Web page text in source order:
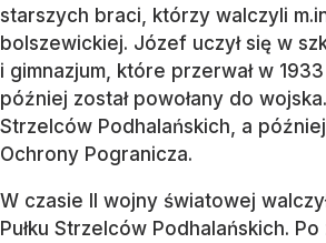
starszych braci, którzy walczyli
bolszewickiej. Józef uczył się w
i gimnazjum, które przerwał w
później został powołany do wojska.
Strzelców Podhalańskich, a
Ochrony Pogranicza.
W czasie II wojny światowej
Pułku Strzelców Podhalańskich.